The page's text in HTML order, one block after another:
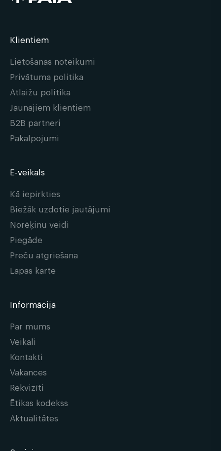
Klientiem
Lietošanas noteikumi
Privātuma politika
Atlaižu politika
Jaunajiem klientiem
B2B partneri
Pakalpojumi
E-veikals
Kā iepirkties
Biežāk uzdotie jautājumi
Norēķinu veidi
Piegāde
Preču atgriešana
Lapas karte
Informācija
Par mums
Veikali
Kontakti
Vakances
Rekvizīti
Ētikas kodekss
Aktualitātes